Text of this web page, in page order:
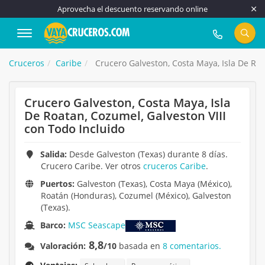
Aprovecha el descuento reservando online
917 815 555
Cruceros Caribe Crucero Galveston, Costa Maya, Isla De
Crucero Galveston, Costa Maya, Isla
De Roatan, Cozumel, Galveston VIII
con Todo Incluido
Salida: Desde Galveston (Texas) durante 8 días.
Crucero Caribe. Ver otros cruceros Caribe.
Puertos: Galveston (Texas), Costa Maya (México),
Roatán (Honduras), Cozumel (México), Galveston
(Texas).
Barco: MSC Seascape
Valoración: 8,8/10 basada en8 comentarios.